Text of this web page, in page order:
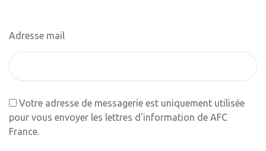
Adresse mail
Votre adresse de messagerie est uniquement utilisée
pour vous envoyer les lettres d'information de AFC
France.